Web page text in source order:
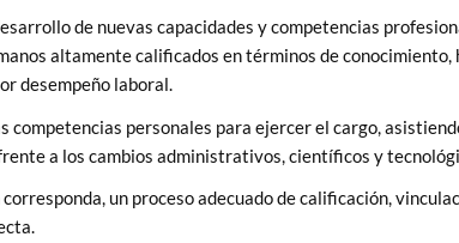
de nuevas capacidades y competencias
altamente calificados en términos de
desempeño laboral.
competencias personales para ejercer el cargo,
a los cambios administrativos, científicos y
un proceso adecuado de calificación,